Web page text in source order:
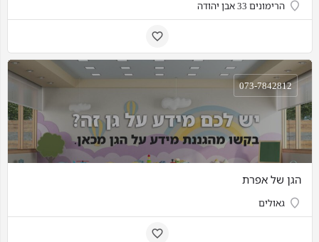
הרימונים 33 אבן יהודה
הגן של אפרת
גאולים
073-7842812